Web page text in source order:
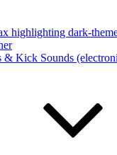
highlighting dark-
& Kick Sounds